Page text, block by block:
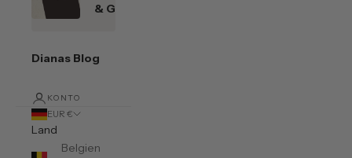
& Gutscheine
Dianas Blog
KONTO
EUR €
Land
Belgien